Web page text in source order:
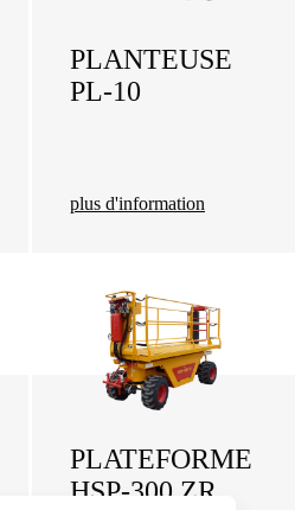
PLANTEUSE
PL-10
plus d'information
PLATEFORME
HSP-300 ZR